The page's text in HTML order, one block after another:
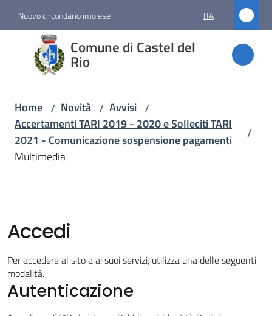
Nuovo circondario imolese ITA
Comune di Castel del
Rio
Comune
di
Castel
Amministrazione
Servizi
Vivere
Castel
Home / Novità / Avvisi /
Accertamenti TARI 2019 - 2020 e Solleciti TARI
2021 - Comunicazione sospensione pagamenti
/
Multimedia
Accedi
Per accedere al sito a ai suoi servizi, utilizza una delle seguenti
modalità.
Autenticazione